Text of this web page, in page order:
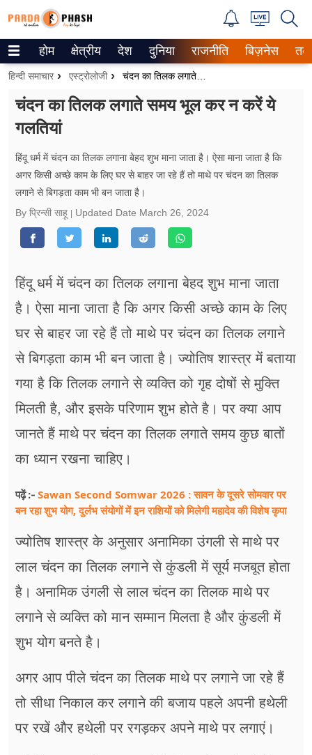
Trending on Google News
ePaper
वेब स्टोरीज
उत्तर प्रदेश
गैलरी
वीडियो
जीवन मंत्रा
फूड
सेहत
ब्‍यूटी
जॉब्स
होम क्षेत्रीय देश दुनिया राजनीति बिज़नेस
हिन्दी समाचार एस्ट्रोलोजी
चंदन का तिलक लगाते समय भूल कर न करें ये
गलतियां
हिंदू धर्म में चंदन का तिलक लगाना बेहद शुभ माना जाता है। ऐसा माना जाता है कि
अगर किसी अच्छे काम के लिए घर से बाहर जा रहे हैं तो माथे पर चंदन का तिलक
लगाने से बिगड़ता काम भी बन जाता है।
By प्रिन्सी साहू
Updated Date March 26, 2024
हिंदू धर्म में चंदन का तिलक लगाना बेहद शुभ माना जाता
है। ऐसा माना जाता है कि अगर किसी अच्छे काम के लिए
घर से बाहर जा रहे हैं तो माथे पर चंदन का तिलक लगाने
से बिगड़ता काम भी बन जाता है। ज्योतिष शास्त्र में बताया
गया है कि तिलक लगाने से व्यक्ति को गृह दोषों से मुक्ति
मिलती है, और इसके परिणाम शुभ होते है। पर क्या आप
जानते हैं माथे पर चंदन का तिलक लगाते समय कुछ बातों
का ध्यान रखना चाहिए।
पढ़ें :- Sawan Second Somwar 2026 : सावन के दूसरे सोमवार पर
बन रहा शुभ योग, दुर्लभ संयोगों में इन राशियों को मिलेगी महादेव की विशेष कृपा
ज्योतिष शास्त्र के अनुसार अनामिका उंगली से माथे पर
लाल चंदन का तिलक लगाने से कुंडली में सूर्य मजबूत होता
है। अनामिक उंगली से लाल चंदन का तिलक माथे पर
लगाने से व्यक्ति को मान सम्मान मिलता है और कुंडली में
शुभ योग बनते है।
अगर आप पीले चंदन का तिलक माथे पर लगाने जा रहे हैं
तो सीधा निकाल कर लगाने की बजाय पहले अपनी हथेली
पर रखें और हथेली पर रगड़कर अपने माथे पर लगाएं।